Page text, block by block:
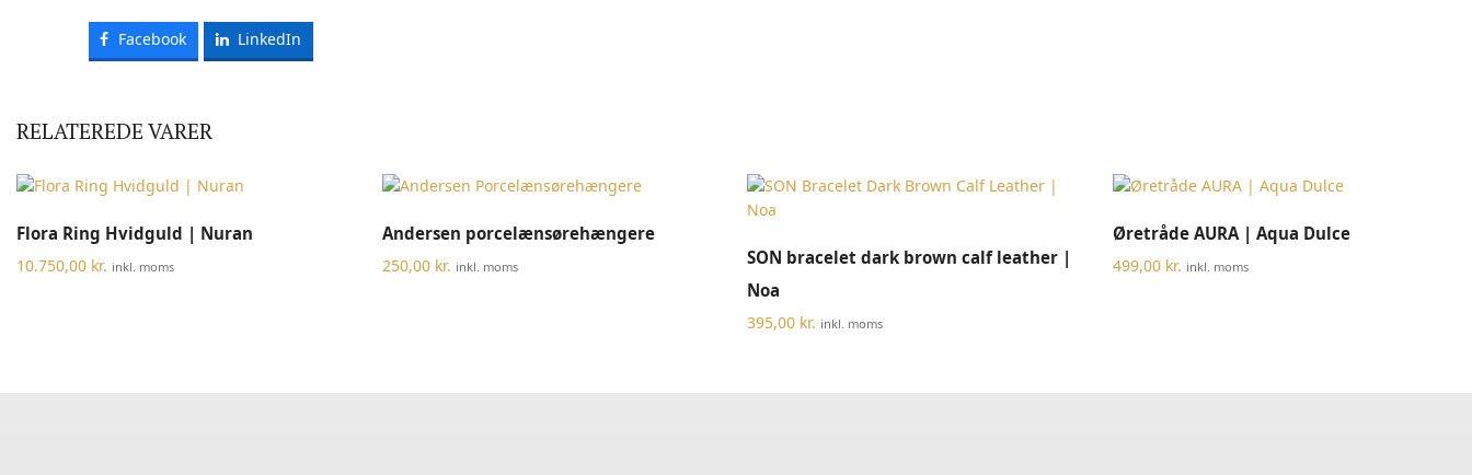
Facebook LinkedIn
RELATEREDE VARER
Flora Ring Hvidguld | Nuran
10.750,00 kr. inkl. moms
Andersen porcelænsørehængere
250,00 kr. inkl. moms
vare
SON bracelet dark brown calf leather |
Noa
395,00 kr. inkl. moms
Øretråde AURA | Aqua Dulce
499,00 kr. inkl. moms